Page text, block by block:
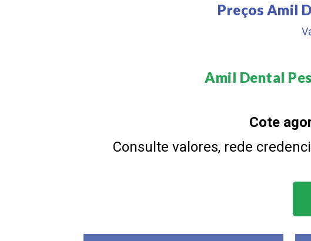
Preços Amil
Amil Dental
Cote
Consulte valores, rede